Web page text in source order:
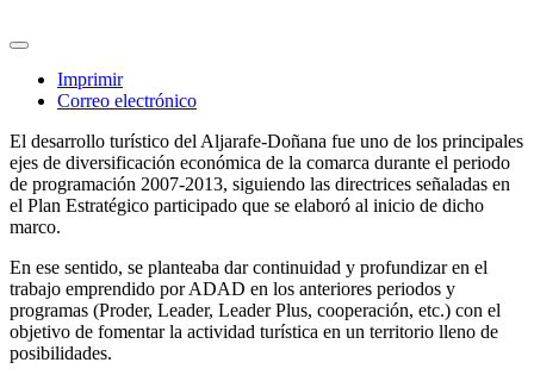
Imprimir
Correo electrónico
El desarrollo turístico del Aljarafe-Doñana fue uno de los principales
ejes de diversificación económica de la comarca durante el periodo
de programación 2007-2013, siguiendo las directrices señaladas en
el Plan Estratégico participado que se elaboró al inicio de dicho
marco.
En ese sentido, se planteaba dar continuidad y profundizar en el
trabajo emprendido por ADAD en los anteriores periodos y
programas (Proder, Leader, Leader Plus, cooperación, etc.) con el
objetivo de fomentar la actividad turística en un territorio lleno de
posibilidades.